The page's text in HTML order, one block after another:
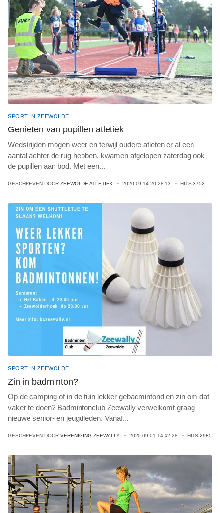
SPORT IN ZEEWOLDE
Genieten van pupillen atletiek
Wedstrijden mogen weer en terwijl oudere atleten er al een
aantal achter de rug hebben, kwamen afgelopen zaterdag ook
de pupillen aan bod. Met een...
GESCHREVEN DOOR ZEEWOLDE ATLETIEK 2020-09-14 20:28:13 HITS 3752
SPORT IN ZEEWOLDE
Zin in badminton?
Op de camping of in de tuin lekker gebadmintond en zin om dat
vaker te doen? Badmintonclub Zeewally verwelkomt graag
nieuwe senior- en jeugdleden. Vanaf...
GESCHREVEN DOOR VERENIGING ZEEWALLY 2020-09-01 14:42:28 HITS 2985